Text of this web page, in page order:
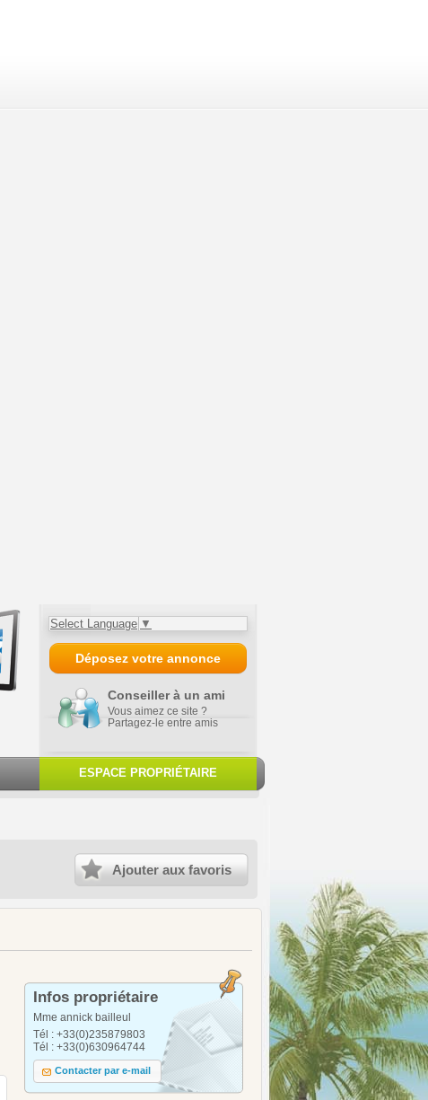
Select Language ▼
Déposez votre annonce
Conseiller à un ami
Vous aimez ce site ?
Partagez-le entre amis
ESPACE PROPRIÉTAIRE
Ajouter aux favoris
Infos propriétaire
Mme annick bailleul
Tél : +33(0)235879803
Tél : +33(0)630964744
Contacter par e-mail